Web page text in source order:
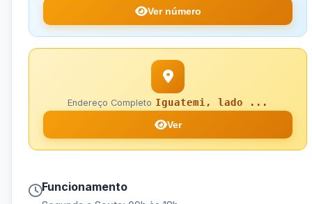
Ver número
Endereço Completo Iguatemi, lado ...
Ver
Funcionamento